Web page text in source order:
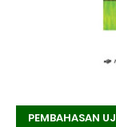
PEMBAHASAN